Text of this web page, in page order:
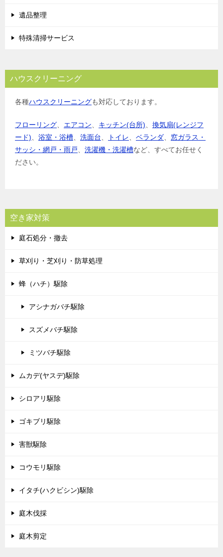
遺品整理
特殊清掃サービス
ハウスクリーニング
各種ハウスクリーニングも対応しております。
フローリング、 エアコン、 キッチン(台所)、 換気扇(レンジフ
ード)、 浴室・浴槽、 洗面台、 トイレ、 ベランダ、 窓ガラス・
サッシ・網戸・雨戸、 洗濯機・洗濯槽など、すべてお任せく
ださい。
空き家対策
庭石処分・撤去
草刈り・芝刈り・防草処理
蜂（ハチ）駆除
アシナガバチ駆除
スズメバチ駆除
ミツバチ駆除
ムカデ(ヤスデ)駆除
シロアリ駆除
ゴキブリ駆除
害獣駆除
コウモリ駆除
イタチ(ハクビシン)駆除
庭木伐採
庭木剪定